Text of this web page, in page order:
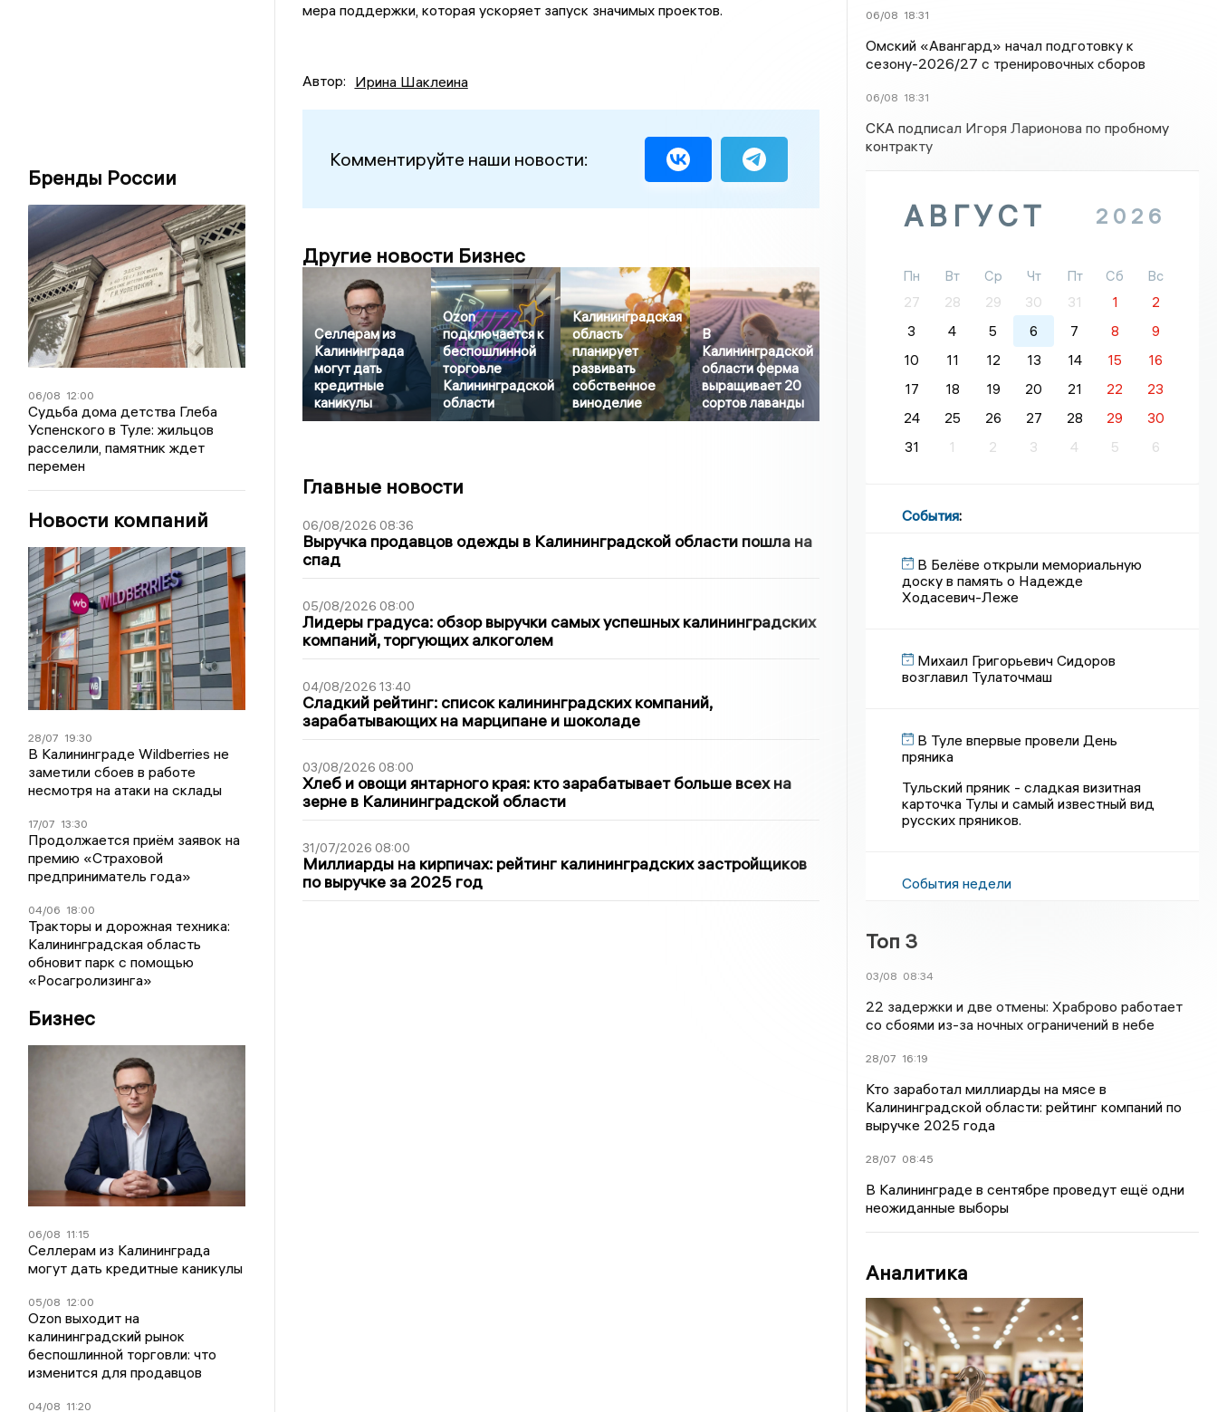
Бренды России
06/08 12:00
Судьба дома детства Глеба
Успенского в Туле: жильцов
расселили, памятник ждет
перемен
Новости компаний
28/07 19:30
В Калининграде Wildberries не
заметили сбоев в работе
несмотря на атаки на склады
17/07 13:30
Продолжается приём заявок на
премию «Страховой
предприниматель года»
04/06 18:00
Тракторы и дорожная техника:
Калининградская область
обновит парк с помощью
«Росагролизинга»
Бизнес
06/08 11:15
Селлерам из Калининграда
могут дать кредитные каникулы
05/08 12:00
Ozon выходит на
калининградский рынок
беспошлинной торговли: что
изменится для продавцов
04/08 11:20
мера поддержки, которая ускоряет запуск значимых проектов.
Автор: Ирина Шаклеина
Комментируйте наши новости:
Другие новости Бизнес
Селлерам из
Калининграда
могут дать
кредитные
каникулы
Ozon
подключается к
беспошлинной
торговле
Калининградской
области
Калининградская
область
планирует
развивать
собственное
виноделие
В
Калининградской
области ферма
выращивает 20
сортов лаванды
Главные новости
06/08/2026 08:36
Выручка продавцов одежды в Калининградской области пошла на
спад
05/08/2026 08:00
Лидеры градуса: обзор выручки самых успешных калининградских
компаний, торгующих алкоголем
04/08/2026 13:40
Сладкий рейтинг: список калининградских компаний,
зарабатывающих на марципане и шоколаде
03/08/2026 08:00
Хлеб и овощи янтарного края: кто зарабатывает больше всех на
зерне в Калининградской области
31/07/2026 08:00
Миллиарды на кирпичах: рейтинг калининградских застройщиков
по выручке за 2025 год
06/08 18:31
Омский «Авангард» начал подготовку к
сезону-2026/27 с тренировочных сборов
06/08 18:31
СКА подписал Игоря Ларионова по пробному
контракту
АВГУСТ 2026
Пн Вт Ср Чт Пт Сб
Вс
27
28 29 30 31 1
2
3
4 5 6 7 8
9
10
11 12 13 14 15
16
17
18 19 20 21 22
23
24
25 26 27 28 29
30
31
1 2 3 4 5 6
События:
В Белёве открыли мемориальную
доску в память о Надежде
Ходасевич-Леже
Михаил Григорьевич Сидоров
возглавил Тулаточмаш
В Туле впервые провели День
пряника
Тульский пряник - сладкая визитная
карточка Тулы и самый известный вид
русских пряников.
События недели
Топ 3
03/08 08:34
22 задержки и две отмены: Храброво работает
со сбоями из-за ночных ограничений в небе
28/07 16:19
Кто заработал миллиарды на мясе в
Калининградской области: рейтинг компаний по
выручке 2025 года
28/07 08:45
В Калининграде в сентябре проведут ещё одни
неожиданные выборы
Аналитика